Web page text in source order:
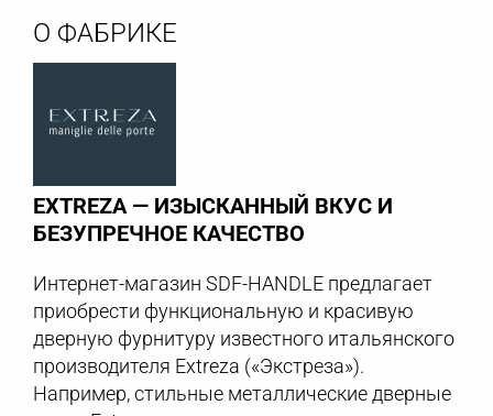
О ФАБРИКЕ
EXTREZA — ИЗЫСКАННЫЙ ВКУС И
БЕЗУПРЕЧНОЕ КАЧЕСТВО
Интернет-магазин SDF-HANDLE предлагает
приобрести функциональную и красивую
дверную фурнитуру известного итальянского
производителя Extreza («Экстреза»).
Например, стильные металлические дверные